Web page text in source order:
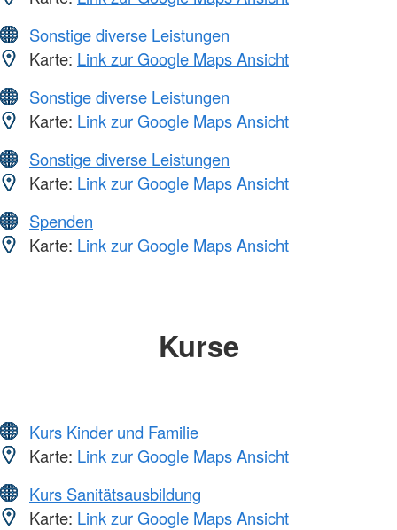
Sonstige diverse Leistungen
Karte: Link zur Google Maps Ansicht
Sonstige diverse Leistungen
Karte: Link zur Google Maps Ansicht
Sonstige diverse Leistungen
Karte: Link zur Google Maps Ansicht
Spenden
Karte: Link zur Google Maps Ansicht
Kurse
Kurs Kinder und Familie
Karte: Link zur Google Maps Ansicht
Kurs Sanitätsausbildung
Karte: Link zur Google Maps Ansicht